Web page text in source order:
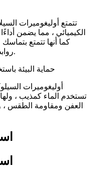
تتمتع أوليغوميرات
الكيميائي ، مما يضمن
كما أنها تتمتع
روابط ضيقة مع مجموعة متنوعة من الركائز.
2. حماية البيئة
أوليغوميرات
تستخدم الماء كمذيب ،
العفن ومقاومة الطقس ،